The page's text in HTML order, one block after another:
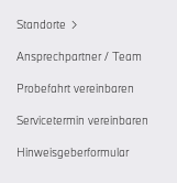
Standorte
Ansprechpartner / Team
Probefahrt vereinbaren
Servicetermin vereinbaren
Hinweisgeberformular